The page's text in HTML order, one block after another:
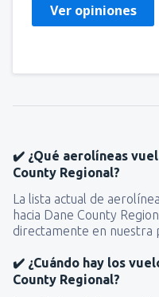
Ver opiniones
✔️ ¿Qué aerolíneas
County Regional?
La lista actual de
hacia Dane County
directamente en nuestra
✔️ ¿Cuándo hay los
County Regional?